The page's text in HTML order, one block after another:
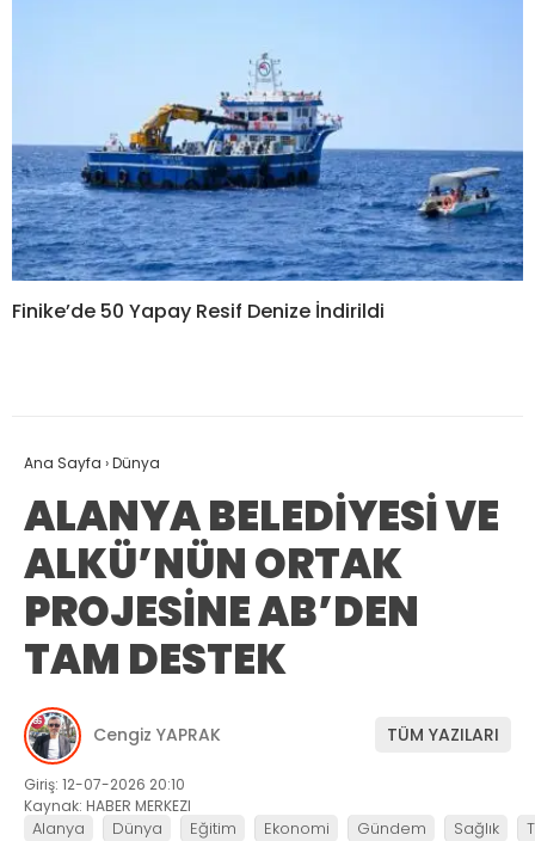
Finike’de 50 Yapay Resif Denize İndirildi
Ana Sayfa ›Dünya
ALANYA BELEDİYESİ VE
ALKÜ’NÜN ORTAK
PROJESİNE AB’DEN
TAM DESTEK
Cengiz YAPRAK TÜM YAZILARI
Giriş: 12-07-2026 20:10
Kaynak: HABER MERKEZI
Alanya Dünya Eğitim Ekonomi Gündem Sağlık